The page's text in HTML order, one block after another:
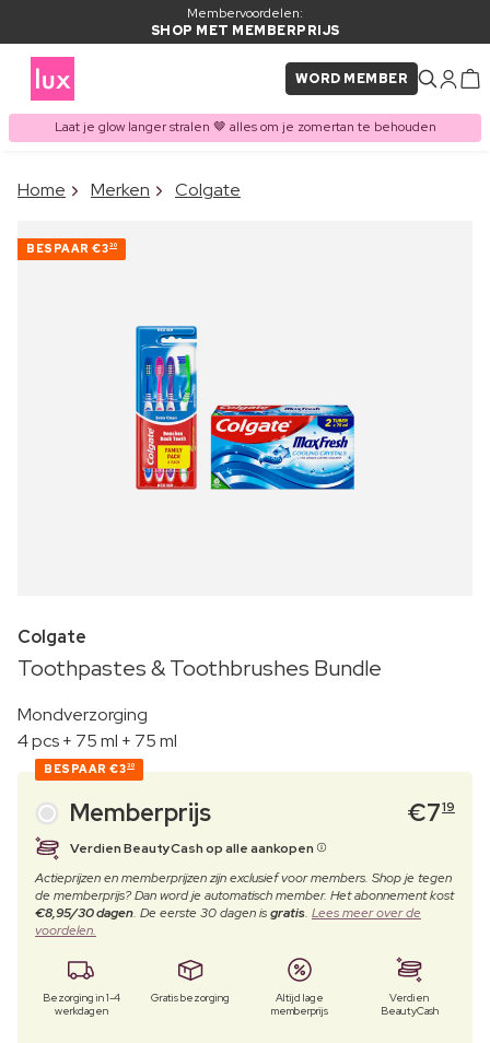
Membervoordelen:
SHOP MET MEMBERPRIJS
WORD MEMBER
Laat je glow langer stralen 🤎 alles om je zomertan te behouden
ITEM TOEGEVOEGD AAN
Vaak samen gekocht met
Home Merken Colgate
BESPAAR €330
Colgate
Toothpastes & Toothbrushes Bundle
Mondverzorging
4 pcs + 75 ml + 75 ml
BESPAAR €330
Memberprijs €719
Verdien BeautyCash op alle aankopen
Actieprijzen en memberprijzen zijn exclusief voor members. Shop je tegen
de memberprijs? Dan word je automatisch member. Het abonnement kost
€8,95/30 dagen. De eerste 30 dagen isgratis. Lees meer over de
voordelen.
Bezorging in 1-4
werkdagen
Gratis bezorging
Altijd lage
memberprijs
Verdien
BeautyCash